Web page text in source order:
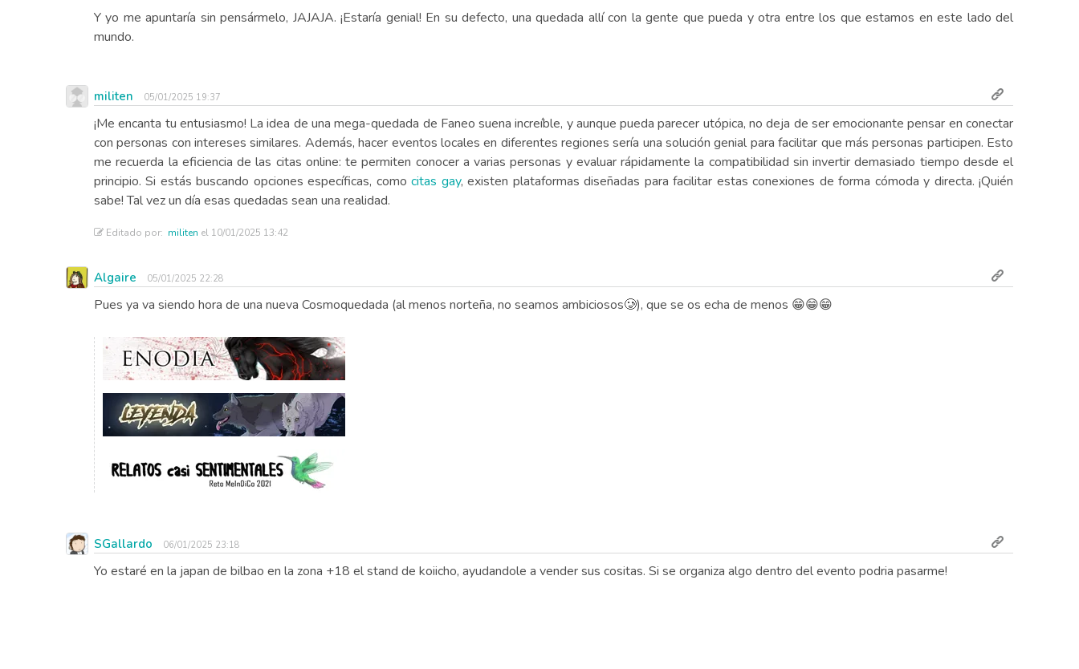
Y yo me apuntaría sin pensármelo, JAJAJA. ¡Estaría genial! En su defecto, una quedada allí con la gente que pueda y otra entre los que estamos en este lado del
mundo.
militen 05/01/2025 19:37
¡Me encanta tu entusiasmo! La idea de una mega-quedada de Faneo suena increíble, y aunque pueda parecer utópica, no deja de ser emocionante pensar en conectar
con personas con intereses similares. Además, hacer eventos locales en diferentes regiones sería una solución genial para facilitar que más personas participen. Esto
me recuerda la eficiencia de las citas online: te permiten conocer a varias personas y evaluar rápidamente la compatibilidad sin invertir demasiado tiempo desde el
principio. Si estás buscando opciones específicas, comocitas gay, existen plataformas diseñadas para facilitar estas conexiones de forma cómoda y directa. ¡Quién
sabe! Tal vez un día esas quedadas sean una realidad.
Editado por: militen el 10/01/2025 13:42
Algaire 05/01/2025 22:28
Pues ya va siendo hora de una nueva Cosmoquedada (al menos norteña, no seamos ambiciosos🥲), que se os echa de menos 😁😁😁
SGallardo 06/01/2025 23:18
Yo estaré en la japan de bilbao en la zona +18 el stand de koiicho, ayudandole a vender sus cositas. Si se organiza algo dentro del evento podria pasarme!